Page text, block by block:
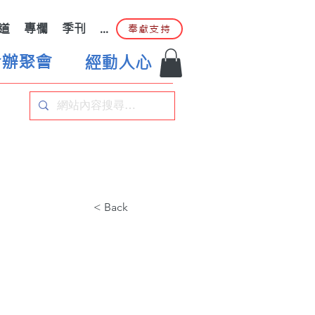
專欄 季刊 ... 奉獻支持
聚會 經動人心
< Back